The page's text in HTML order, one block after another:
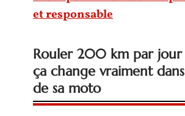
et responsable
Rouler 200 km par jour
ça change vraiment
de sa moto